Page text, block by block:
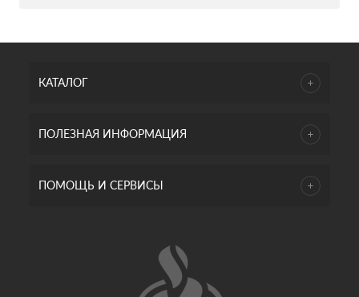
КАТАЛОГ
ПОЛЕЗНАЯ ИНФОРМАЦИЯ
ПОМОЩЬ И СЕРВИСЫ